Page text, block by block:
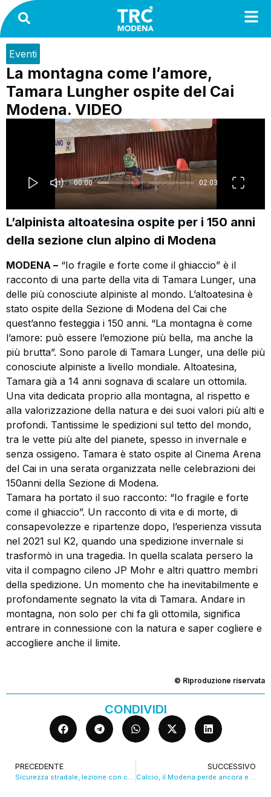
Eventi
La montagna come l’amore,
Tamara Lungher ospite del Cai
Modena. VIDEO
L’alpinista altoatesina ospite per i 150 anni
della sezione clun alpino di Modena
MODENA – “Io fragile e forte come il ghiaccio” è il
racconto di una parte della vita di Tamara Lunger, una
delle più conosciute alpiniste al mondo. L’altoatesina è
stato ospite della Sezione di Modena del Cai che
quest’anno festeggia i 150 anni. “La montagna è come
l’amore: può essere l’emozione più bella, ma anche la
più brutta”. Sono parole di Tamara Lunger, una delle più
conosciute alpiniste a livello mondiale. Altoatesina,
Tamara già a 14 anni sognava di scalare un ottomila.
Una vita dedicata proprio alla montagna, al rispetto e
alla valorizzazione della natura e dei suoi valori più alti e
profondi. Tantissime le spedizioni sul tetto del mondo,
tra le vette più alte del pianete, spesso in invernale e
senza ossigeno. Tamara è stato ospite al Cinema Arena
del Cai in una serata organizzata nelle celebrazioni dei
150anni della Sezione di Modena.
Tamara ha portato il suo racconto: “Io fragile e forte
come il ghiaccio”. Un racconto di vita e di morte, di
consapevolezze e ripartenze dopo, l’esperienza vissuta
nel 2021 sul K2, quando una spedizione invernale si
trasformò in una tragedia. In quella scalata persero la
vita il compagno cileno JP Mohr e altri quattro membri
della spedizione. Un momento che ha inevitabilmente e
profondamente segnato la vita di Tamara. Andare in
montagna, non solo per chi fa gli ottomila, significa
entrare in connessione con la natura e saper cogliere e
accogliere anche il limite.
© Riproduzione riservata
CONDIVIDI
PRECEDENTE SUCCESSIVO